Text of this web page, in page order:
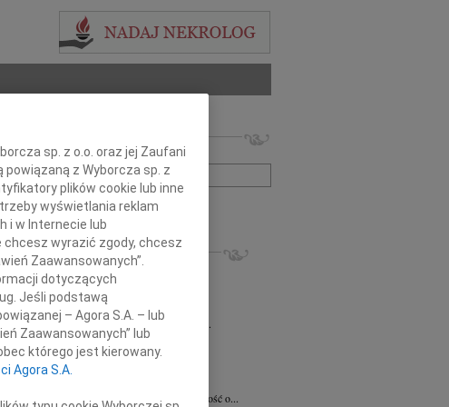
Imię i nazwisko lub numer ogłoszenia:
+ szukanie zaawansowane
INNE NEKROLOGI
06.08.2026Radom
Annie Ciskowskiej wyrazy najgłębszego...
06.08.2026Radom
Sędziemu Marcinowi Kobylskiemu wyrazy...
Zdzisław Maszkiewicz
Z ogromnym smutkiem i żalem przyjąłem...
Danuta Grabowska
Z ogromnym smutkiem przyjęliśmy wiadomość o...
sp. z o.o. oraz jej Zaufani
powiązaną z Wyborcza sp. z
plików cookie lub inne
wyświetlania reklam
i w Internecie lub
wyrazić zgody, chcesz
Zaawansowanych”.
dotyczących
Jeśli podstawą
– Agora S.A. – lub
Zaawansowanych” lub
którego jest kierowany.
Agora S.A.